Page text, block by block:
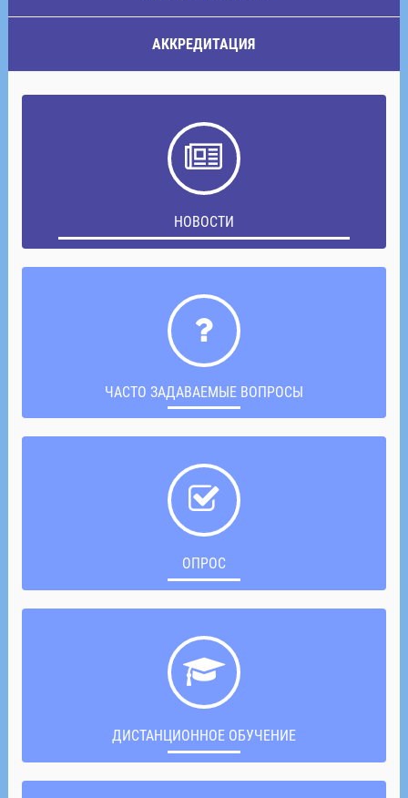
АККРЕДИТАЦИЯ
НОВОСТИ
ЧАСТО ЗАДАВАЕМЫЕ ВОПРОСЫ
ОПРОС
ДИСТАНЦИОННОЕ ОБУЧЕНИЕ